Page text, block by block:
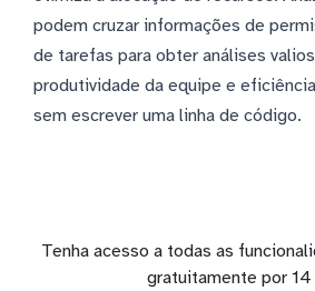
podem cruzar informações de
de tarefas para obter análises
produtividade da equipe e
sem escrever uma linha de código.
Tenha acesso a todas as
gratuitamente por 14